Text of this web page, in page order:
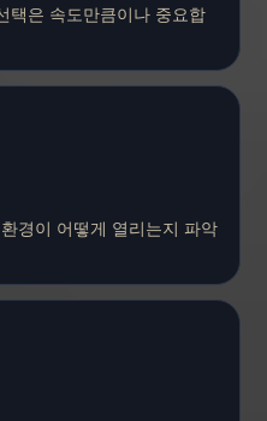
택은 속도만큼이나 중요합
경이 어떻게 열리는지 파악